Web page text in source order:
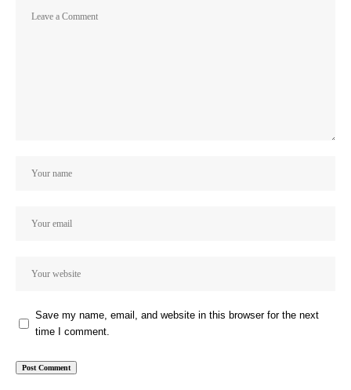
Save my name, email, and website in this browser for the next
time I comment.